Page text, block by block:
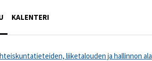
KALENTERI
liiketalouden ja hallinnon ala